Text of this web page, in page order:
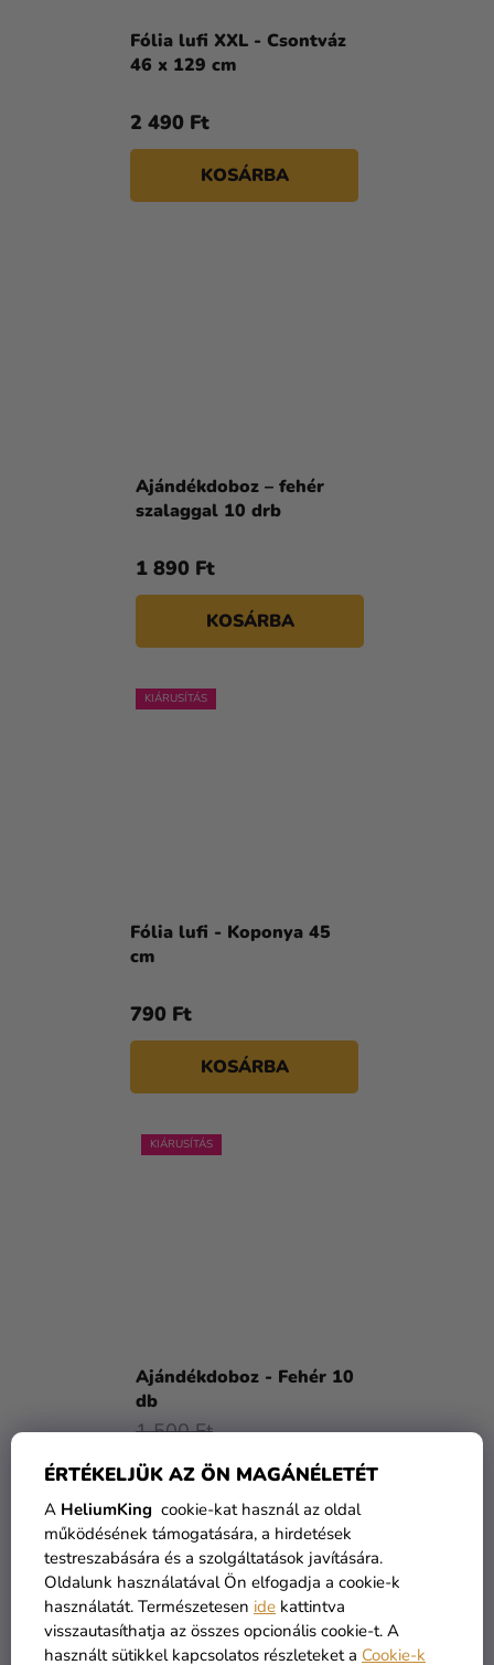
ÉRTÉKELJÜK AZ ÖN MAGÁNÉLETÉT
A HeliumKing cookie-kat használ az oldal
működésének támogatására, a hirdetések
testreszabására és a szolgáltatások javítására.
Oldalunk használatával Ön elfogadja a cookie-k
használatát. Természetesen ide kattintva
visszautasíthatja az összes opcionális cookie-t. A
használt sütikkel kapcsolatos részleteket a Cookie-k
Fólia lufi XXL - Csontváz
46 x 129 cm
2 490 Ft
KOSÁRBA
Ajándékdoboz – fehér
szalaggal 10 drb
1 890 Ft
KOSÁRBA
KIÁRUSÍTÁS
Fólia lufi - Koponya 45
cm
790 Ft
KOSÁRBA
KIÁRUSÍTÁS
Ajándékdoboz - Fehér 10
db
1 470 Ft
1 500 Ft
KOSÁRBA